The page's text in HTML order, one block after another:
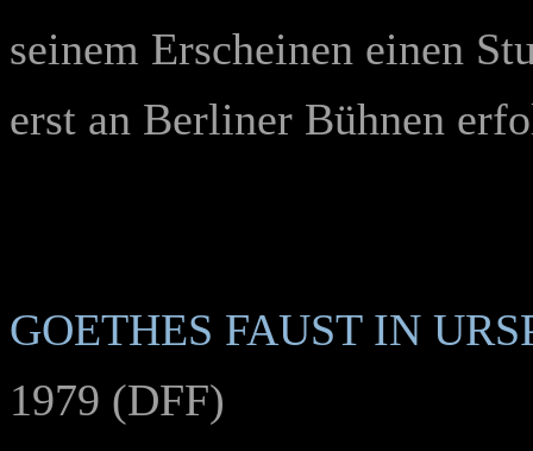
seinem Erscheinen einen
erst an Berliner Bühnen
GOETHES FAUST IN
1979 (DFF)